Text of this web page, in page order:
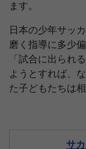
ます。
日本の少年サッ
磨く指導に多少
「試合に出られ
ようとすれば、
た子どもたちは
サ